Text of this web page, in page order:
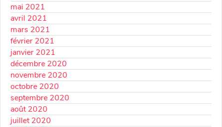
mai 2021
avril 2021
mars 2021
février 2021
janvier 2021
décembre 2020
novembre 2020
octobre 2020
septembre 2020
août 2020
juillet 2020